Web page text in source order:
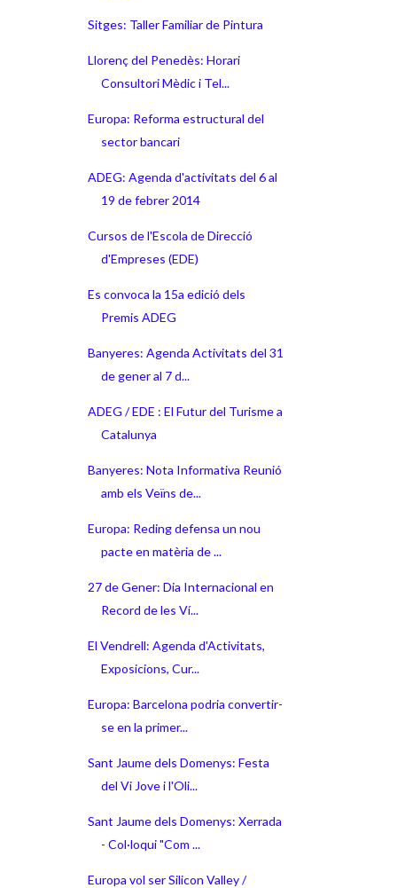
Sitges: Taller Familiar de Pintura
Llorenç del Penedès: Horari
Consultori Mèdic i Tel...
Europa: Reforma estructural del
sector bancari
ADEG: Agenda d'activitats del 6 al
19 de febrer 2014
Cursos de l'Escola de Direcció
d'Empreses (EDE)
Es convoca la 15a edició dels
Premis ADEG
Banyeres: Agenda Activitats del 31
de gener al 7 d...
ADEG / EDE : El Futur del Turisme a
Catalunya
Banyeres: Nota Informativa Reunió
amb els Veïns de...
Europa: Reding defensa un nou
pacte en matèria de ...
27 de Gener: Dia Internacional en
Record de les Ví...
El Vendrell: Agenda d'Activitats,
Exposicions, Cur...
Europa: Barcelona podria convertir-
se en la primer...
Sant Jaume dels Domenys: Festa
del Vi Jove i l'Oli...
Sant Jaume dels Domenys: Xerrada
- Col·loqui "Com ...
Europa vol ser Silicon Valley /